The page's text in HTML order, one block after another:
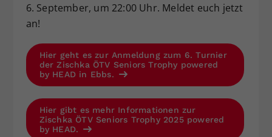
6. September, um 22:00 Uhr. Meldet euch jetzt
an!
Hier geht es zur Anmeldung zum 6. Turnier
der Zischka ÖTV Seniors Trophy powered
by HEAD in Ebbs.
Hier gibt es mehr Informationen zur
Zischka ÖTV Seniors Trophy 2025 powered
by HEAD.